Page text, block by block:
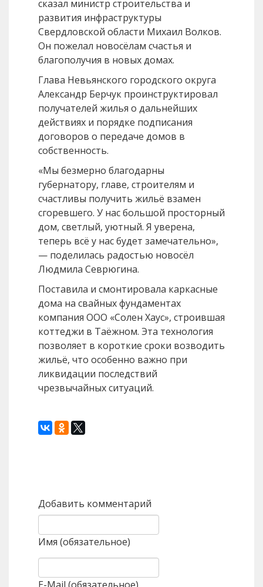
сказал министр строительства и
развития инфраструктуры
Свердловской области Михаил Волков.
Он пожелал новосёлам счастья и
благополучия в новых домах.
Глава Невьянского городского округа
Александр Берчук проинструктировал
получателей жилья о дальнейших
действиях и порядке подписания
договоров о передаче домов в
собственность.
«Мы безмерно благодарны
губернатору, главе, строителям и
счастливы получить жильё взамен
сгоревшего. У нас большой просторный
дом, светлый, уютный. Я уверена,
теперь всё у нас будет замечательно»,
— поделилась радостью новосёл
Людмила Севрюгина.
Поставила и смонтировала каркасные
дома на свайных фундаментах
компания ООО «Солен Хаус», строившая
коттеджи в Таёжном. Эта технология
позволяет в короткие сроки возводить
жильё, что особенно важно при
ликвидации последствий
чрезвычайных ситуаций.
Добавить комментарий
Имя (обязательное)